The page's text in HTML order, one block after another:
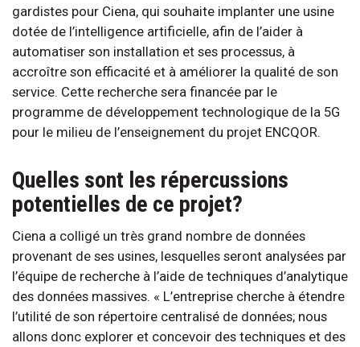
gardistes pour Ciena, qui souhaite implanter une usine
dotée de l’intelligence artificielle, afin de l’aider à
automatiser son installation et ses processus, à
accroître son efficacité et à améliorer la qualité de son
service. Cette recherche sera financée par le
programme de développement technologique de la 5G
pour le milieu de l’enseignement du projet ENCQOR.
Quelles sont les répercussions
potentielles de ce projet?
Ciena a colligé un très grand nombre de données
provenant de ses usines, lesquelles seront analysées par
l’équipe de recherche à l’aide de techniques d’analytique
des données massives. « L’entreprise cherche à étendre
l’utilité de son répertoire centralisé de données; nous
allons donc explorer et concevoir des techniques et des